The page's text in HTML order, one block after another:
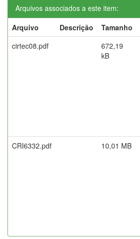
Arquivos associados a este item:
Arquivo
Descrição Tamanho
cirtec08.pdf
672,19
kB
CRI6332.pdf 10,01 MB